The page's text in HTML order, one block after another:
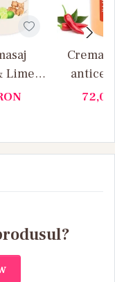
Lime –
Crema
extract
72,00